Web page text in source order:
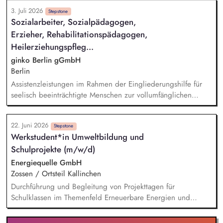
3. Juli 2026 Stepstone
Sozialarbeiter, Sozialpädagogen,
Erzieher, Rehabilitationspädagogen,
Heilerziehungspfleg...
ginko Berlin gGmbH
Berlin
Assistenzleistungen im Rahmen der Eingliederungshilfe für
seelisch beeinträchtigte Menschen zur vollumfänglichen
Teilhabe am gesellschaftlichen Leben Mitwirkung bei der Ziel-
und Leistungsplanung, Kommunikation mit dem Kostenträger
und anderen Leistungserbringern
22. Juni 2026 Stepstone
Werkstudent*in Umweltbildung und
Schulprojekte (m/w/d)
Energiequelle GmbH
Zossen / Ortsteil Kallinchen
Durchführung und Begleitung von Projekttagen für
Schulklassen im Themenfeld Erneuerbare Energien und
Klimawandel Vermittlung von Inhalten durch Präsentationen,
spielerische Übungen und einfache Experimente Betreuung